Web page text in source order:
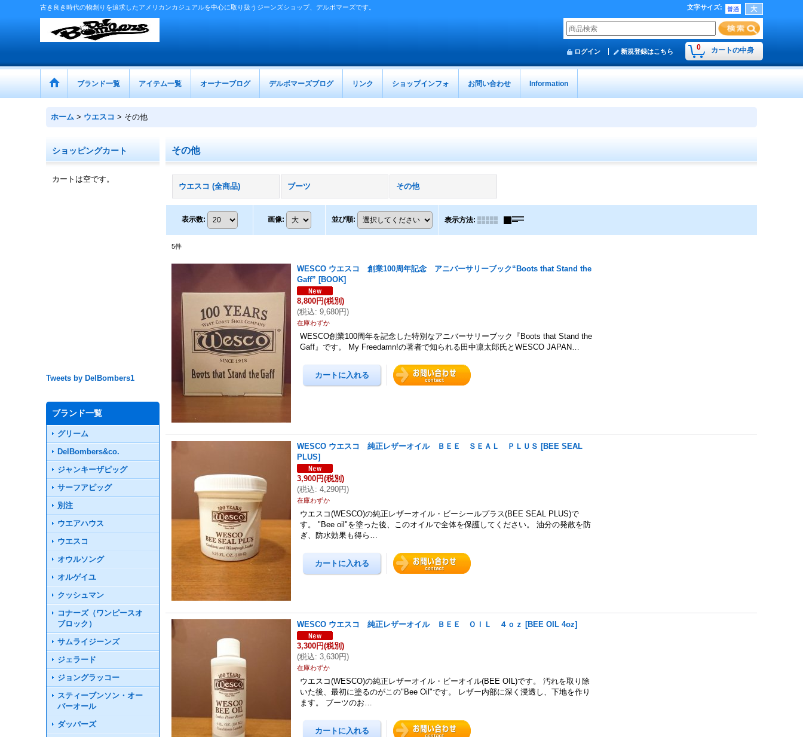
古き良き時代の物創りを追求したアメリカンカジュアルを中心に取り扱うジーンズショップ、デルボマーズです。 文字サイズ:
0 カートの中身
ログイン 新規登録はこちら
ブランド一覧 アイテム一覧 オーナーブログ デルボマーズブログ リンク ショップインフォ お問い合わせ Information
ホーム > ウエスコ > その他
ショッピングカート
カートは空です。
Tweets by DelBombers1
ブランド一覧
グリーム
DelBombers&co.
ジャンキーザピッグ
サーフアピッグ
別注
ウエアハウス
ウエスコ
オウルソング
オルゲイユ
クッシュマン
コナーズ（ワンピースオ
ブロック）
サムライジーンズ
ジェラード
ジョングラッコー
スティーブンソン・オー
バーオール
ダッパーズ
その他
ウエスコ (全商品) ブーツ その他
表示数: 画像: 並び順: 表示方法:
5件
WESCO ウエスコ 創業100周年記念 アニバーサリーブック“Boots that Stand the
Gaff” [BOOK]
8,800円(税別)
(税込: 9,680円)
在庫わずか
WESCO創業100周年を記念した特別なアニバーサリーブック『Boots that Stand the
Gaff』です。 My Freedamn!の著者で知られる田中凛太郎氏とWESCO JAPAN…
WESCO ウエスコ 純正レザーオイル ＢＥＥ ＳＥＡＬ ＰＬＵＳ [BEE SEAL
PLUS]
3,900円(税別)
(税込: 4,290円)
在庫わずか
ウエスコ(WESCO)の純正レザーオイル・ビーシールプラス(BEE SEAL PLUS)で
す。 "Bee oil"を塗った後、このオイルで全体を保護してください。 油分の発散を防
ぎ、防水効果も得ら…
WESCO ウエスコ 純正レザーオイル ＢＥＥ ＯＩＬ ４ｏｚ [BEE OIL 4oz]
3,300円(税別)
(税込: 3,630円)
在庫わずか
ウエスコ(WESCO)の純正レザーオイル・ビーオイル(BEE OIL)です。 汚れを取り除
いた後、最初に塗るのがこの"Bee Oil"です。 レザー内部に深く浸透し、下地を作り
ます。 ブーツのお…